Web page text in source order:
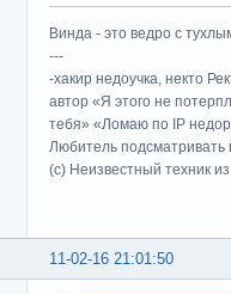
Винда - это ведро с
---
-хакир недоучка, некто
автор «Я этого не
тебя» «Ломаю по IP
Любитель подсматривать
(c) Неизвестный техник
11-02-16 21:01:50